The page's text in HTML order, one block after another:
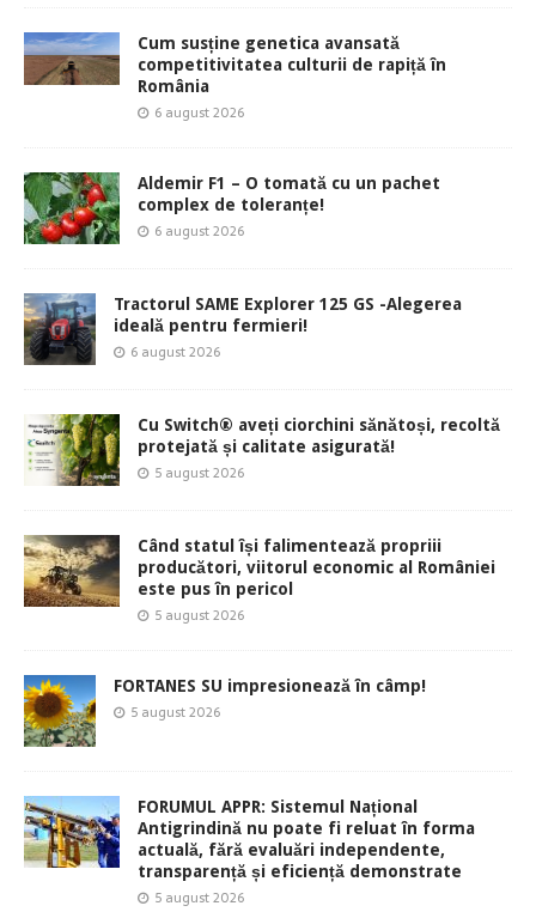
Cum susține genetica avansată
competitivitatea culturii de rapiță în
România
6 august 2026
Aldemir F1 – O tomată cu un pachet
complex de toleranțe!
6 august 2026
Tractorul SAME Explorer 125 GS -Alegerea
ideală pentru fermieri!
6 august 2026
Cu Switch® aveți ciorchini sănătoși, recoltă
protejată și calitate asigurată!
5 august 2026
Când statul își falimentează propriii
producători, viitorul economic al României
este pus în pericol
5 august 2026
FORTANES SU impresionează în câmp!
5 august 2026
FORUMUL APPR: Sistemul Național
Antigrindină nu poate fi reluat în forma
actuală, fără evaluări independente,
transparență și eficiență demonstrate
5 august 2026